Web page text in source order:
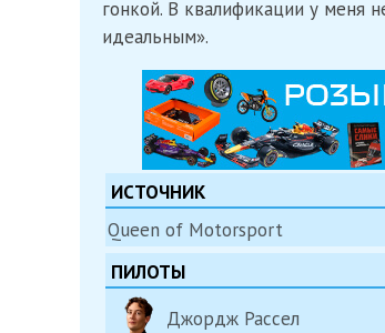
гонкой. В квалификации у меня
идеальным».
ИСТОЧНИК
Queen of Motorsport
ПИЛОТЫ
Джордж Рассел